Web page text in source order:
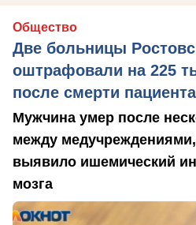
Общество
Две больницы
оштрафовали на 225
после смерти пациента
Мужчина умер после
между
выявило ишемический
мозга